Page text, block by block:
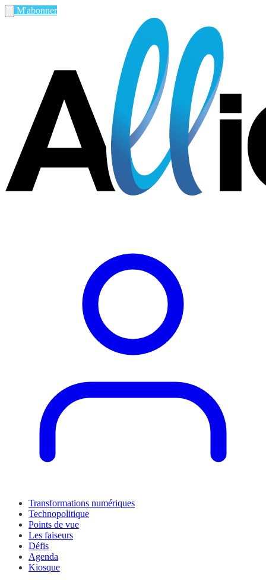
M'abonner
Transformations numériques
Technopolitique
Points de vue
Les faiseurs
Défis
Agenda
Kiosque